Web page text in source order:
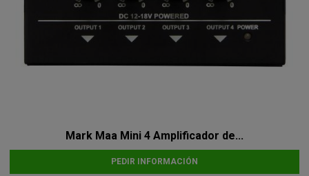
Mark Maa Mini 4 Amplificador de...
PEDIR INFORMACIÓN